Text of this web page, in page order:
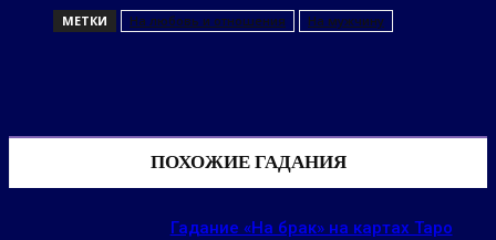
МЕТКИ На любовь и отношения На мужчину
ПОХОЖИЕ ГАДАНИЯ
Гадание «На брак» на картах Таро